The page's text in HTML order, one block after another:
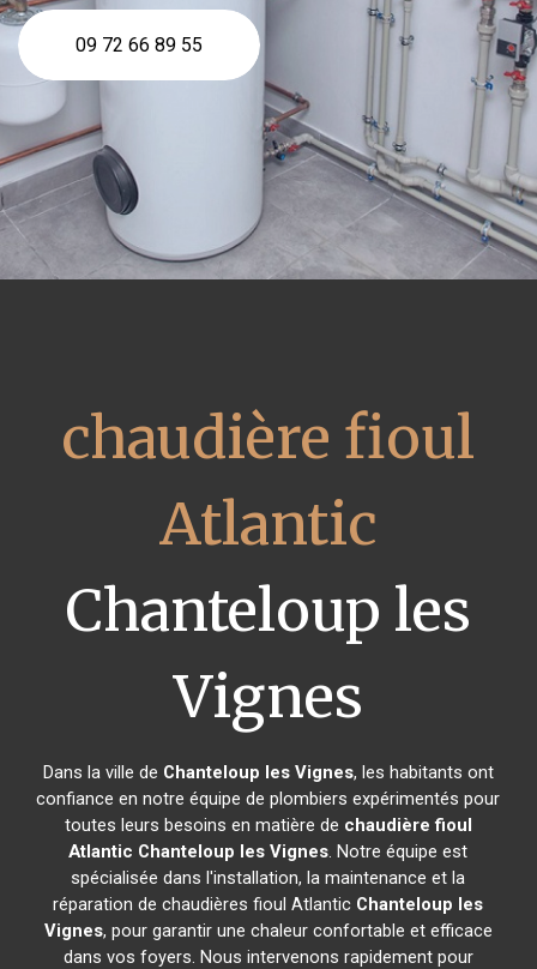
09 72 66 89 55
chaudière fioul
Atlantic
Chanteloup les
Vignes
Dans la ville de Chanteloup les Vignes, les habitants ont
confiance en notre équipe de plombiers expérimentés pour
toutes leurs besoins en matière de chaudière fioul
Atlantic Chanteloup les Vignes. Notre équipe est
spécialisée dans l'installation, la maintenance et la
réparation de chaudières fioul Atlantic Chanteloup les
Vignes, pour garantir une chaleur confortable et efficace
dans vos foyers. Nous intervenons rapidement pour